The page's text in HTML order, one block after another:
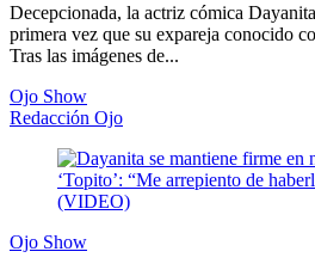
Decepcionada, la actriz cómica
primera vez que su expareja conocido
Tras las imágenes de...
Ojo Show
Redacción Ojo
Ojo Show